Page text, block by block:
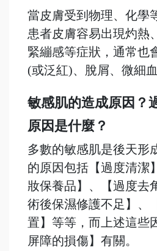
當皮膚受到物理、化學
患者皮膚容易出現灼熱
緊繃感等症狀，通常也
(或泛紅)、脫屑、微細
敏感肌的造成原因？
原因是什麼？
多數的敏感肌是後天形
的原因包括【過度清潔
妝保養品】、【過度去
術後保濕修護不足】、
置】等等，而上述這些
屏障的損傷】有關。